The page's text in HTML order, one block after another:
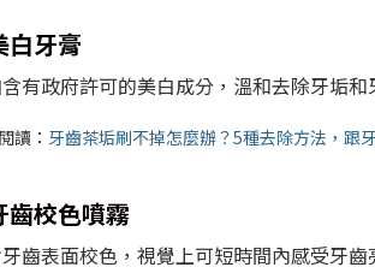
白牙膏
有政府許可的美白成分，溫和去除牙垢
讀： 牙齒茶垢刷不掉怎麼辦？5種去除方法，跟
齒校色噴霧
齒表面校色，視覺上可短時間內感受牙